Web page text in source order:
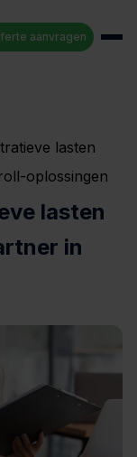
aanvragen
lasten
oplossingen
lasten
in